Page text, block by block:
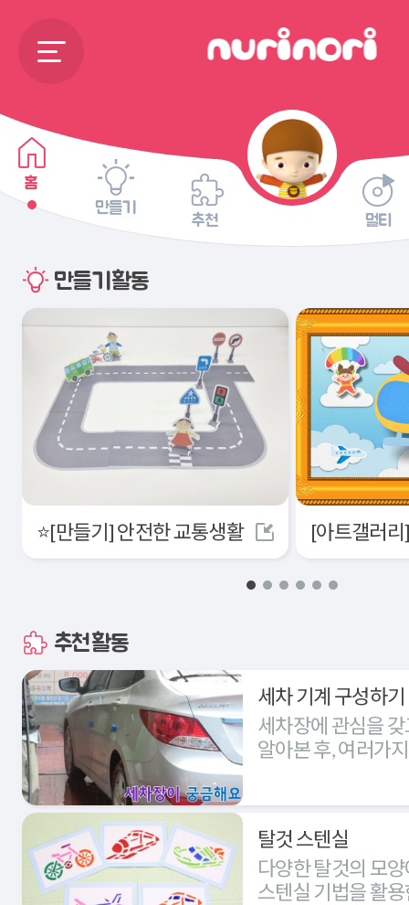
홈
만들기
추천 멀티
만들기활동
⭐[만들기] 안전한 교통생활
추천활동
세차 기계 구성하기
세차장에 관심을
알아본 후, 여러가
탈것 스텐실
다양한 탈것의 모
스텐실 기법을 활